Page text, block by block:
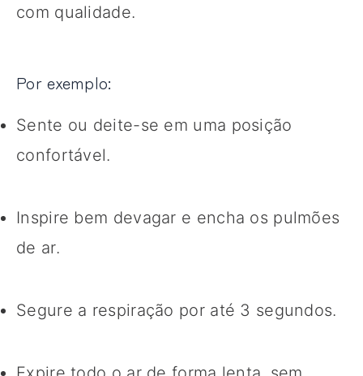
com qualidade.
Por exemplo:
Sente ou deite-se em uma posição
confortável.
Inspire bem devagar e encha os pulmões
de ar.
Segure a respiração por até 3 segundos.